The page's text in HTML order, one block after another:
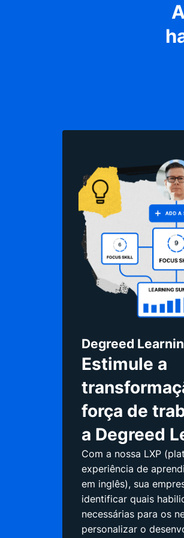
Degreed
Estimule a
força de
a Degreed
Com a nossa LXP
experiência de
em inglês), sua
identificar quais
necessárias para os
personalizar o